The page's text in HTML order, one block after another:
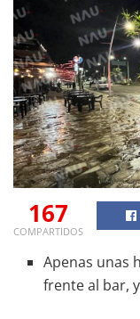
167
COMPARTIDOS
Apenas unas
frente al bar,